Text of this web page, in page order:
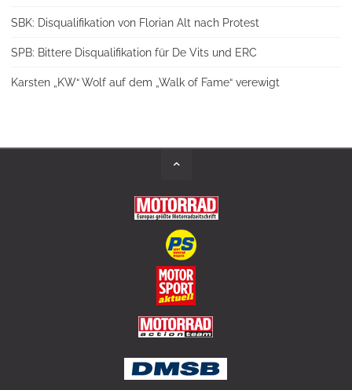
SBK: Disqualifikation von Florian Alt nach Protest
SPB: Bittere Disqualifikation für De Vits und ERC
Karsten „KW“ Wolf auf dem „Walk of Fame“ verewigt
Back